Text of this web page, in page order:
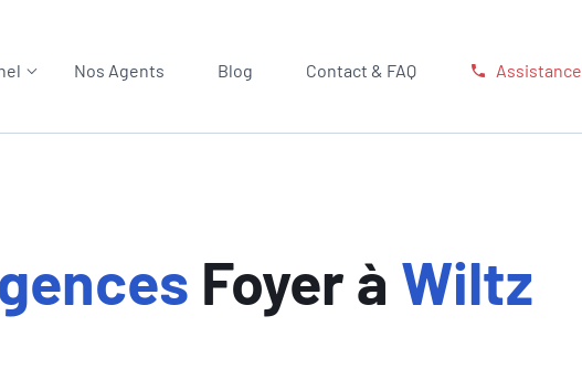
Nos Agents Blog Contact & FAQ Assistance
Foyer à Wiltz